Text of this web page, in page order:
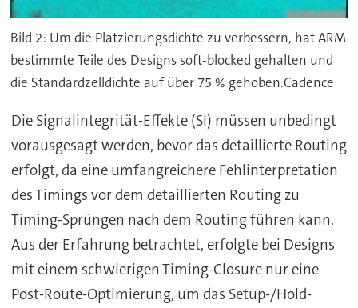
Bild 2: Um die Platzierungsdichte zu verbessern, hat ARM
bestimmte Teile des Designs soft-blocked gehalten und
die Standardzelldichte auf über 75 % gehoben.Cadence
Die Signalintegrität-Effekte (SI) müssen unbedingt
vorausgesagt werden, bevor das detaillierte Routing
erfolgt, da eine umfangreichere Fehlinterpretation
des Timings vor dem detaillierten Routing zu
Timing-Sprüngen nach dem Routing führen kann.
Aus der Erfahrung betrachtet, erfolgte bei Designs
mit einem schwierigen Timing-Closure nur eine
Post-Route-Optimierung, um das Setup-/Hold-